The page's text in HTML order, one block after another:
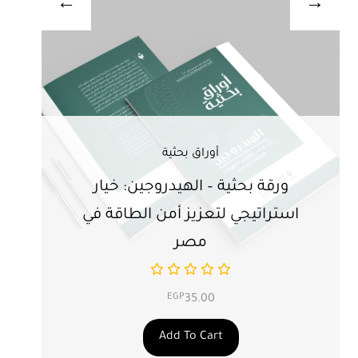
أوراق بحثية
ورقة بحثية – الهيدروجين: خيار
استراتيجي لتعزيز أمن الطاقة في
مصر
EGP35.00
Add To Cart